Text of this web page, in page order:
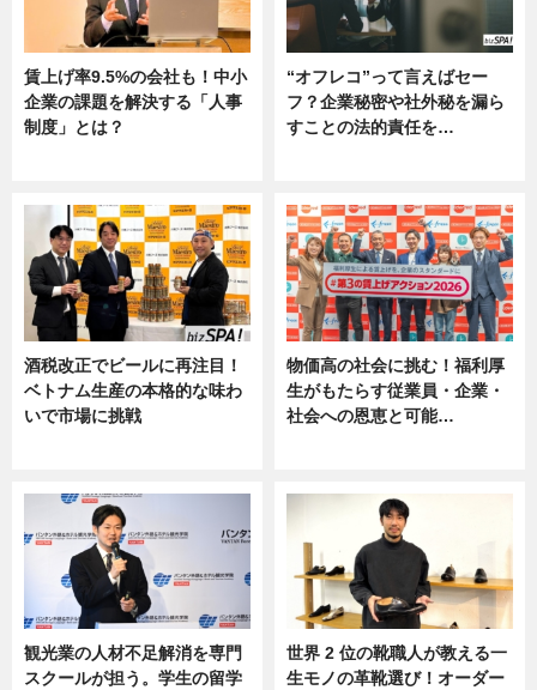
賃上げ率9.5%の会社も！中小
企業の課題を解決する「人事
制度」とは？
“オフレコ”って言えばセー
フ？企業秘密や社外秘を漏ら
すことの法的責任を…
酒税改正でビールに再注目！
ベトナム生産の本格的な味わ
いで市場に挑戦
物価高の社会に挑む！福利厚
生がもたらす従業員・企業・
社会への恩恵と可能…
観光業の人材不足解消を専門
スクールが担う。学生の留学
世界 2 位の靴職人が教える一
生モノの革靴選び！オーダー